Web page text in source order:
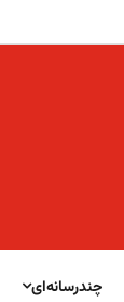
چندرسانه‌ای